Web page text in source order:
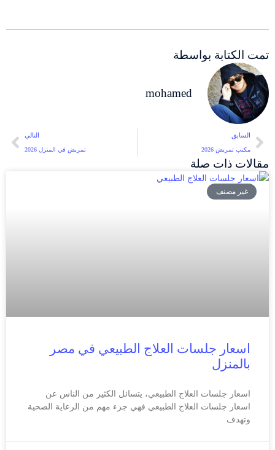
تمت الكتابة بواسطة
mohamed
السابق
مكتب تمريض 2026
التالي
تمريض في المنزل 2026
مقالات ذات صلة
غير مصنف
اسعار جلسات العلاج الطبيعي في مصر
بالمنزل
اسعار جلسات العلاج الطبيعي، يتسائل الكثير من الناس عن
اسعار جلسات العلاج الطبيعي فهي جزء مهم من الرعاية الصحية
وتهدف